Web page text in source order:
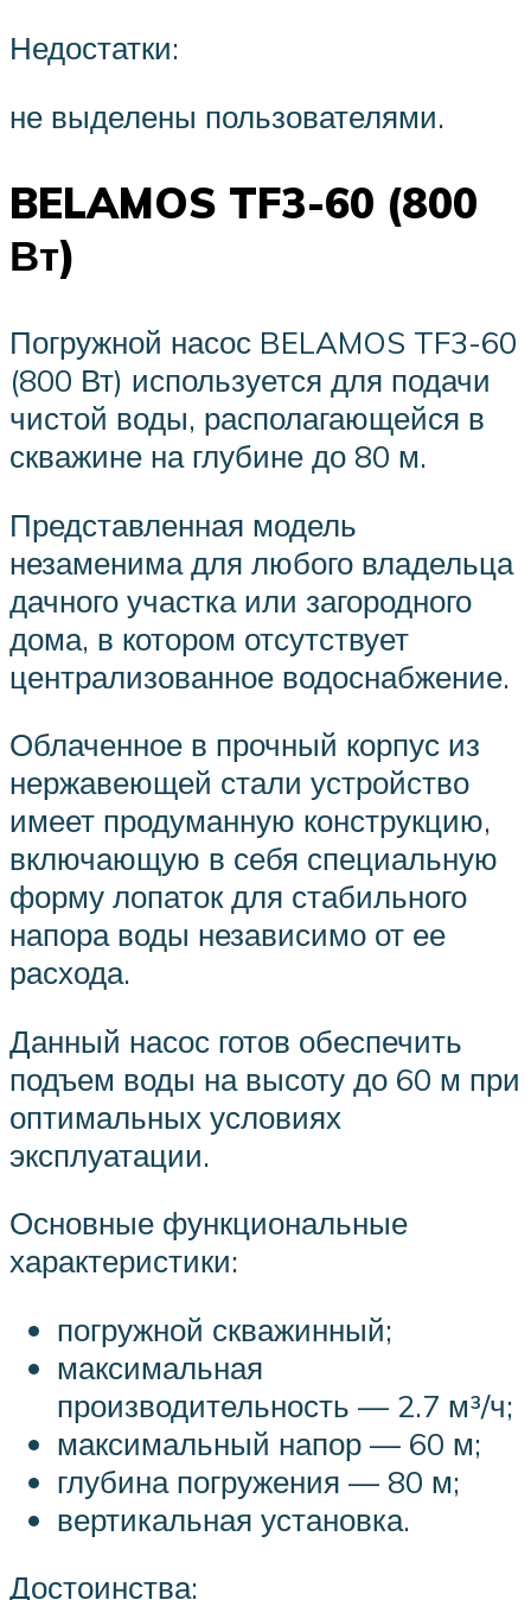
Недостатки:
не выделены пользователями.
BELAMOS TF3-60 (800
Вт)
Погружной насос BELAMOS TF3-60
(800 Вт) используется для подачи
чистой воды, располагающейся в
скважине на глубине до 80 м.
Представленная модель
незаменима для любого владельца
дачного участка или загородного
дома, в котором отсутствует
централизованное водоснабжение.
Облаченное в прочный корпус из
нержавеющей стали устройство
имеет продуманную конструкцию,
включающую в себя специальную
форму лопаток для стабильного
напора воды независимо от ее
расхода.
Данный насос готов обеспечить
подъем воды на высоту до 60 м при
оптимальных условиях
эксплуатации.
Основные функциональные
характеристики:
погружной скважинный;
максимальная
производительность — 2.7 м³/ч;
максимальный напор — 60 м;
глубина погружения — 80 м;
вертикальная установка.
Достоинства: